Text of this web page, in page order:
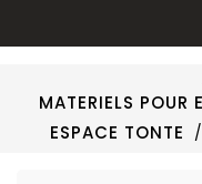
MATERIELS POUR
ESPACE TONTE